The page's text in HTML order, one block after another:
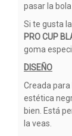
pasar la
Si te gusta
PRO CUP
goma
DISEÑO
Creada
estética
bien. Está
la veas.